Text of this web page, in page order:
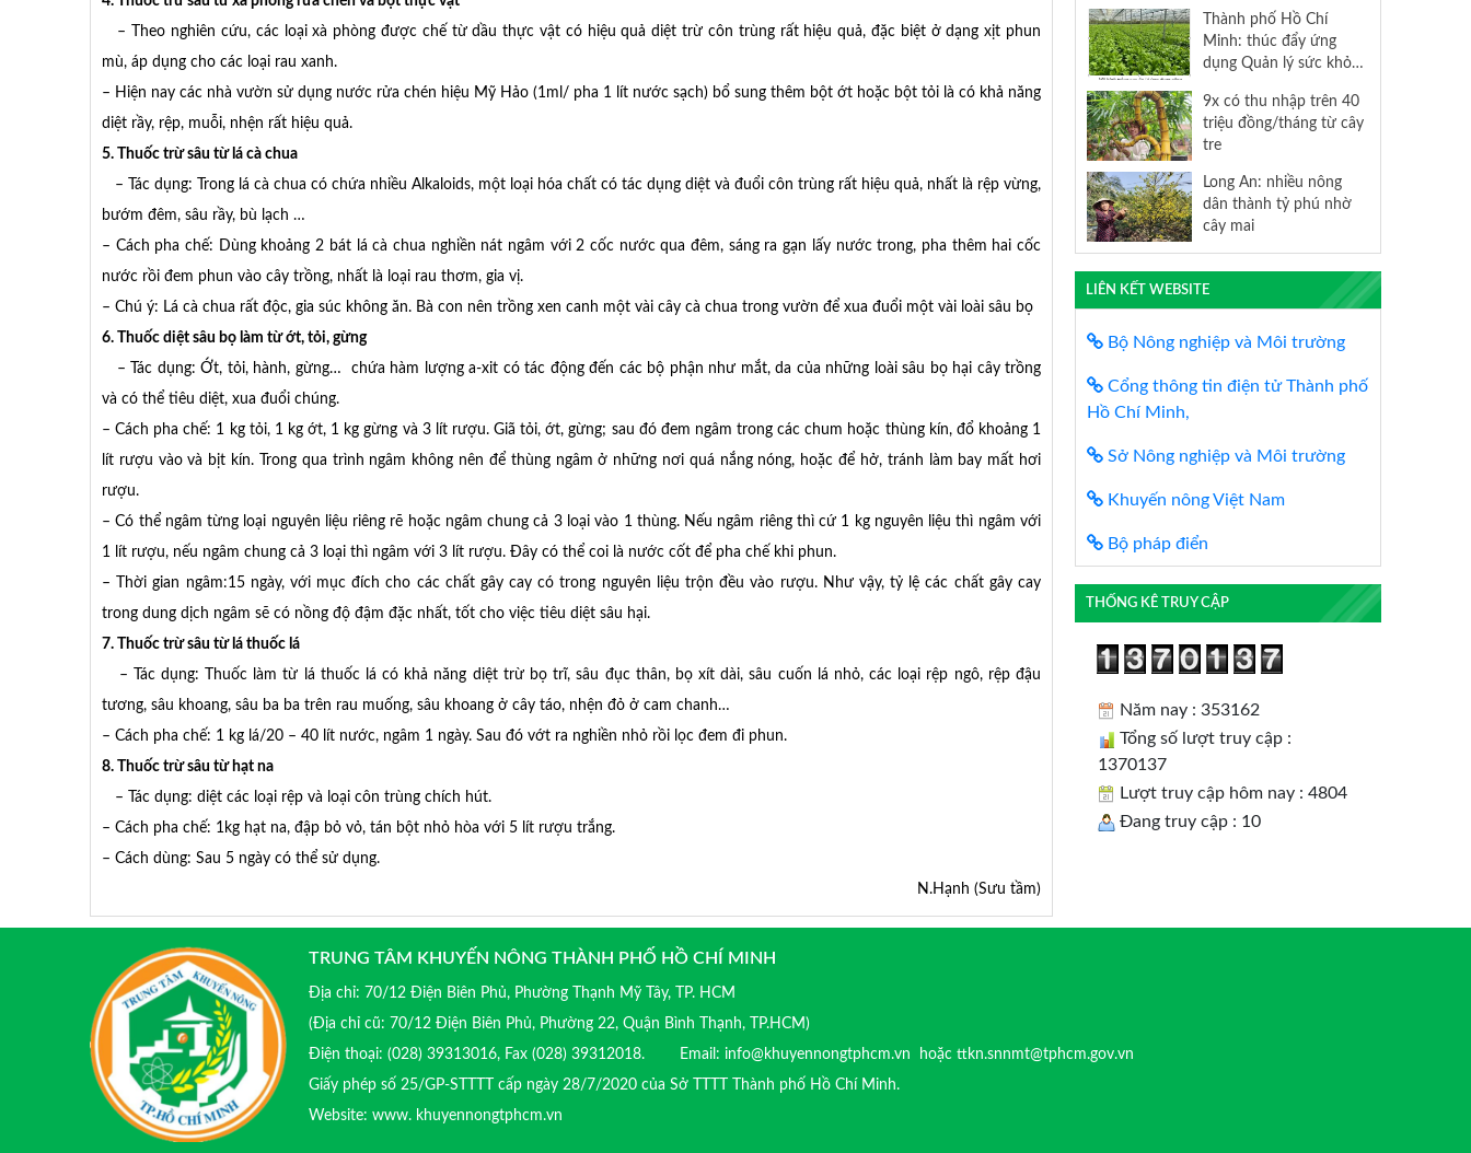
– Theo nghiên cứu, các loại xà phòng được chế từ dầu thực vật có hiệu quả diệt trừ côn trùng rất hiệu quả, đặc biệt ở dạng xịt phun
mù, áp dụng cho các loại rau xanh.
– Hiện nay các nhà vườn sử dụng nước rửa chén hiệu Mỹ Hảo (1ml/ pha 1 lít nước sạch) bổ sung thêm bột ớt hoặc bột tỏi là có khả năng
diệt rầy, rệp, muỗi, nhện rất hiệu quả.
5. Thuốc trừ sâu từ lá cà chua
– Tác dụng: Trong lá cà chua có chứa nhiều Alkaloids, một loại hóa chất có tác dụng diệt và đuổi côn trùng rất hiệu quả, nhất là rệp vừng,
bướm đêm, sâu rầy, bù lạch …
– Cách pha chế: Dùng khoảng 2 bát lá cà chua nghiền nát ngâm với 2 cốc nước qua đêm, sáng ra gạn lấy nước trong, pha thêm hai cốc
nước rồi đem phun vào cây trồng, nhất là loại rau thơm, gia vị.
– Chú ý: Lá cà chua rất độc, gia súc không ăn. Bà con nên trồng xen canh một vài cây cà chua trong vườn để xua đuổi một vài loài sâu bọ
6. Thuốc diệt sâu bọ làm từ ớt, tỏi, gừng
– Tác dụng: Ớt, tỏi, hành, gừng… chứa hàm lượng a-xit có tác động đến các bộ phận như mắt, da của những loài sâu bọ hại cây trồng
và có thể tiêu diệt, xua đuổi chúng.
– Cách pha chế: 1 kg tỏi, 1 kg ớt, 1 kg gừng và 3 lít rượu. Giã tỏi, ớt, gừng; sau đó đem ngâm trong các chum hoặc thùng kín, đổ khoảng 1
lít rượu vào và bịt kín. Trong qua trình ngâm không nên để thùng ngâm ở những nơi quá nắng nóng, hoặc để hở, tránh làm bay mất hơi
rượu.
– Có thể ngâm từng loại nguyên liệu riêng rẽ hoặc ngâm chung cả 3 loại vào 1 thùng. Nếu ngâm riêng thì cứ 1 kg nguyên liệu thì ngâm với
1 lít rượu, nếu ngâm chung cả 3 loại thì ngâm với 3 lít rượu. Đây có thể coi là nước cốt để pha chế khi phun.
– Thời gian ngâm:15 ngày, với mục đích cho các chất gây cay có trong nguyên liệu trộn đều vào rượu. Như vậy, tỷ lệ các chất gây cay
trong dung dịch ngâm sẽ có nồng độ đậm đặc nhất, tốt cho việc tiêu diệt sâu hại.
7. Thuốc trừ sâu từ lá thuốc lá
– Tác dụng: Thuốc làm từ lá thuốc lá có khả năng diệt trừ bọ trĩ, sâu đục thân, bọ xít dài, sâu cuốn lá nhỏ, các loại rệp ngô, rệp đậu
tương, sâu khoang, sâu ba ba trên rau muống, sâu khoang ở cây táo, nhện đỏ ở cam chanh…
– Cách pha chế: 1 kg lá/20 – 40 lít nước, ngâm 1 ngày. Sau đó vớt ra nghiền nhỏ rồi lọc đem đi phun.
8. Thuốc trừ sâu từ hạt na
– Tác dụng: diệt các loại rệp và loại côn trùng chích hút.
– Cách pha chế: 1kg hạt na, đập bỏ vỏ, tán bột nhỏ hòa với 5 lít rượu trắng.
– Cách dùng: Sau 5 ngày có thể sử dụng.
N.Hạnh (Sưu tầm)
Thành phố Hồ Chí
Minh: thúc đẩy ứng
dụng Quản lý sức khỏe
(IPHM) trên cây trồng
chủ lực (rau và hoa)
năm 2024
9x có thu nhập trên 40
triệu đồng/tháng từ cây
tre
Long An: nhiều nông
dân thành tỷ phú nhờ
cây mai
LIÊN KẾT WEBSITE
Bộ Nông nghiệp và Môi trường
Cổng thông tin điện tử Thành phố
Hồ Chí Minh,
Sở Nông nghiệp và Môi trường
Khuyến nông Việt Nam
Bộ pháp điển
THỐNG KÊ TRUY CẬP
Năm nay : 353162
Tổng số lượt truy cập :
1370137
Lượt truy cập hôm nay : 4804
Đang truy cập : 10
TRUNG TÂM KHUYẾN NÔNG THÀNH PHỐ HỒ CHÍ MINH
Địa chỉ: 70/12 Điện Biên Phủ, Phường Thạnh Mỹ Tây, TP. HCM
(Địa chỉ cũ: 70/12 Điện Biên Phủ, Phường 22, Quận Bình Thạnh, TP.HCM)
Điện thoại: (028) 39313016, Fax (028) 39312018. Email: info@khuyennongtphcm.vn hoặc ttkn.snnmt@tphcm.gov.vn
Giấy phép số 25/GP-STTTT cấp ngày 28/7/2020 của Sở TTTT Thành phố Hồ Chí Minh.
Website: www. khuyennongtphcm.vn